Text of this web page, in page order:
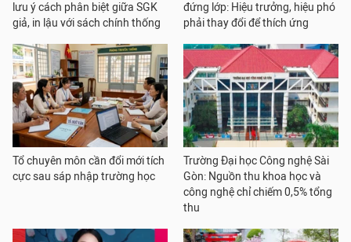
lưu ý cách phân biệt giữa SGK
giả, in lậu với sách chính thống
đứng lớp: Hiệu trưởng, hiệu phó
phải thay đổi để thích ứng
Tổ chuyên môn cần đổi mới tích
cực sau sáp nhập trường học
Trường Đại học Công nghệ Sài
Gòn: Nguồn thu khoa học và
công nghệ chỉ chiếm 0,5% tổng
thu